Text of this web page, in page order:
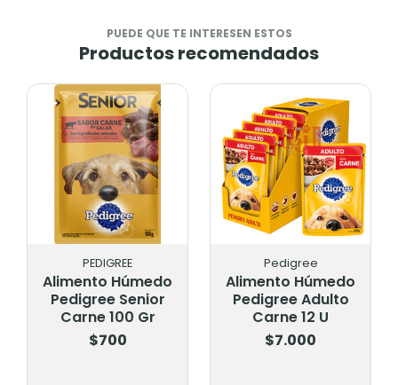
PUEDE QUE TE INTERESEN ESTOS
Productos recomendados
PEDIGREE
Alimento Húmedo
Pedigree Senior
Carne 100 Gr
$700
Pedigree
Alimento Húmedo
Pedigree Adulto
Carne 12 U
$7.000